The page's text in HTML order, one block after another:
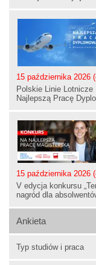
15 października 2026
Polskie Linie Lotnicze
Najlepszą Pracę
15 października 2026
V edycja konkursu
nagród dla
Ankieta
Typ studiów i praca